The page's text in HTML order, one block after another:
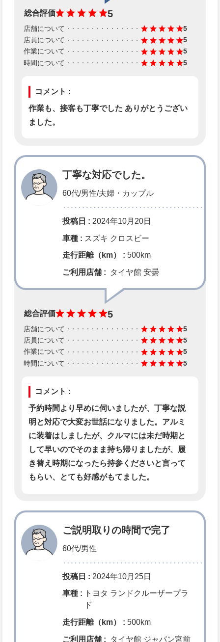
総合評価 5
店舗について
5
店員について
5
作業について
5
時間について
5
コメント :
作業も、接客も丁寧でした ありがとうござい
ました。
丁寧な対応でした。
60代/男性/夫婦・カップル
投稿日 : 2024年10月20日
車種 : スズキ クロスビー
走行距離（km） : 500km
ご利用店舗 : タイヤ館 安曇
総合評価 5
店舗について
5
店員について
5
作業について
5
時間について
5
コメント :
予約時間より早めに伺いましたが、丁寧な説
明と対応で大変お世話になりました。アルミ
に装着はしましたが、クルマには未だ時期と
して早いのでそのまま持ち帰りましたが、履
き替え時期になったら持参くださいと言って
もらい、とても好感がもてました。
ご説明取りの時間で完了
60代/男性
投稿日 : 2024年10月25日
車種 :
トヨタ ランドクルーザープラ
ド
走行距離（km） : 500km
ご利用店舗 : タイヤ館 ジャパン宮前